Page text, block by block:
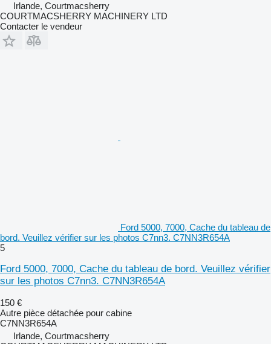
Irlande, Courtmacsherry
COURTMACSHERRY MACHINERY LTD
Contacter le vendeur
Ford 5000, 7000, Cache du tableau de
bord. Veuillez vérifier sur les photos C7nn3. C7NN3R654A
5
Ford 5000, 7000, Cache du tableau de bord. Veuillez vérifier
sur les photos C7nn3. C7NN3R654A
150 €
Autre pièce détachée pour cabine
C7NN3R654A
Irlande, Courtmacsherry